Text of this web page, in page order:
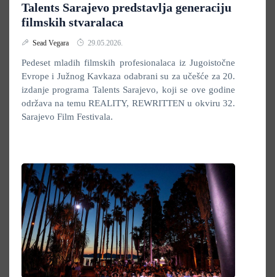
Talents Sarajevo predstavlja generaciju
filmskih stvaralaca
Sead Vegara 29.05.2026.
Pedeset mladih filmskih profesionalaca iz Jugoistočne
Evrope i Južnog Kavkaza odabrani su za učešće za 20.
izdanje programa Talents Sarajevo, koji se ove godine
održava na temu REALITY, REWRITTEN u okviru 32.
Sarajevo Film Festivala.